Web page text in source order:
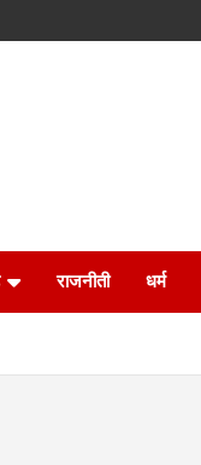
राजनीती धर्म